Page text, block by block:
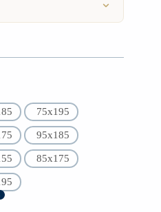
75x195
95x185
85x175